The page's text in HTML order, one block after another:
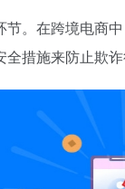
。在跨境电商中
措施来防止欺诈